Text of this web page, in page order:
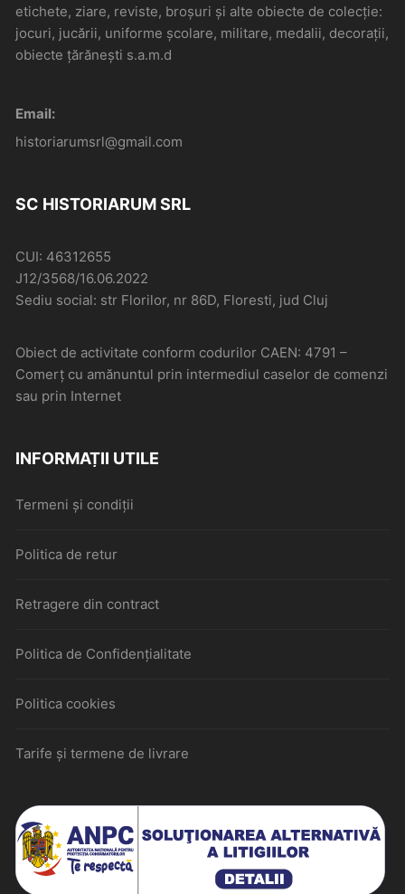
etichete, ziare, reviste, broșuri și alte obiecte de colecție:
jocuri, jucării, uniforme școlare, militare, medalii, decorații,
obiecte țărănești s.a.m.d
Email:
historiarumsrl@gmail.com
SC HISTORIARUM SRL
CUI: 46312655
J12/3568/16.06.2022
Sediu social: str Florilor, nr 86D, Floresti, jud Cluj
Obiect de activitate conform codurilor CAEN: 4791 –
Comerţ cu amănuntul prin intermediul caselor de comenzi
sau prin Internet
INFORMAȚII UTILE
Termeni și condiții
Politica de retur
Retragere din contract
Politica de Confidențialitate
Politica cookies
Tarife și termene de livrare